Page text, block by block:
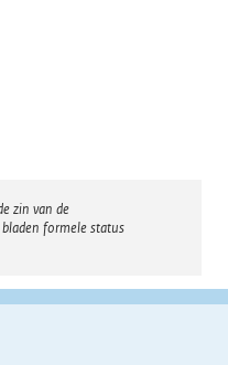
zin van de
formele status